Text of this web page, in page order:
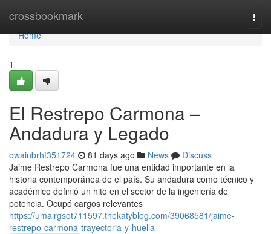
crossbookmark
Home
Home
1
El Restrepo Carmona –
Andadura y Legado
owainbrhf351724 81 days ago News
Discuss
Jaime Restrepo Carmona fue una entidad importante en la
historia contemporánea de el país. Su andadura como técnico y
académico definió un hito en el sector de la ingeniería de
potencia. Ocupó cargos relevantes
https://umairgsot711597.thekatyblog.com/39068581/jaime-
restrepo-carmona-trayectoria-y-huella